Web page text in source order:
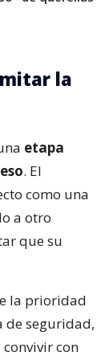
la
etapa
. El
como una
a otro
que su
la prioridad
de seguridad,
con